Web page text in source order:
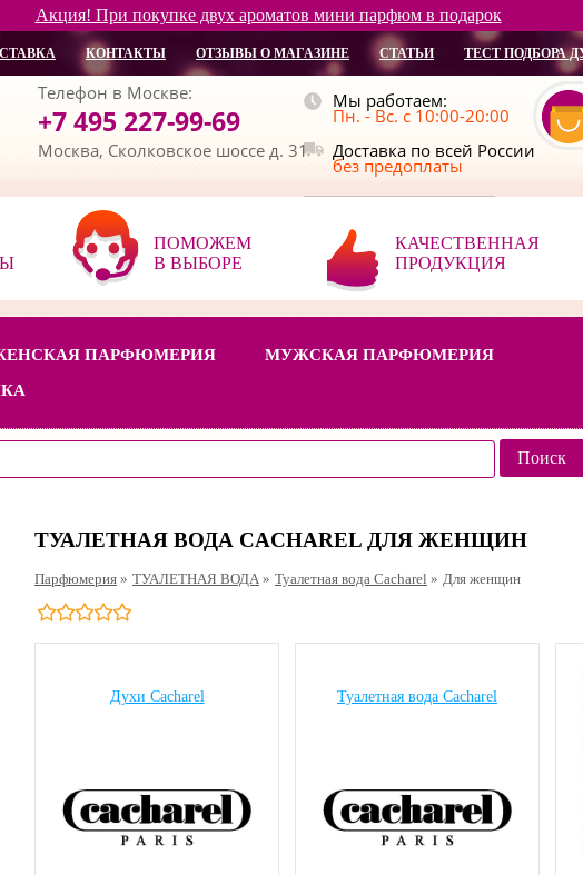
Акция! При покупке двух ароматов мини парфюм в подарок
КОНТАКТЫ ОТЗЫВЫ О МАГАЗИНЕ СТАТЬИ ТЕСТ ПОДБОРА
Телефон в Москве:
+7 495 227-99-69
Москва, Сколковское шоссе д. 31
Мы работаем:
Пн. - Вс. с 10:00-20:00
Доставка по всей России
без предоплаты
ПОМОЖЕМ
В ВЫБОРЕ
КАЧЕСТВЕННАЯ
ПРОДУКЦИЯ
ПАРФЮМЕРИЯ
МУЖСКАЯ ПАРФЮМЕРИЯ
ТУАЛЕТНАЯ ВОДА CACHAREL ДЛЯ ЖЕНЩИН
Парфюмерия » ТУАЛЕТНАЯ ВОДА » Туалетная вода Cacharel » Для женщин
Духи Cacharel Туалетная вода Cacharel